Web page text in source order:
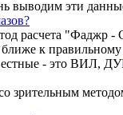
выводим эти
расчета "Фаджр
к
- это
зрительным